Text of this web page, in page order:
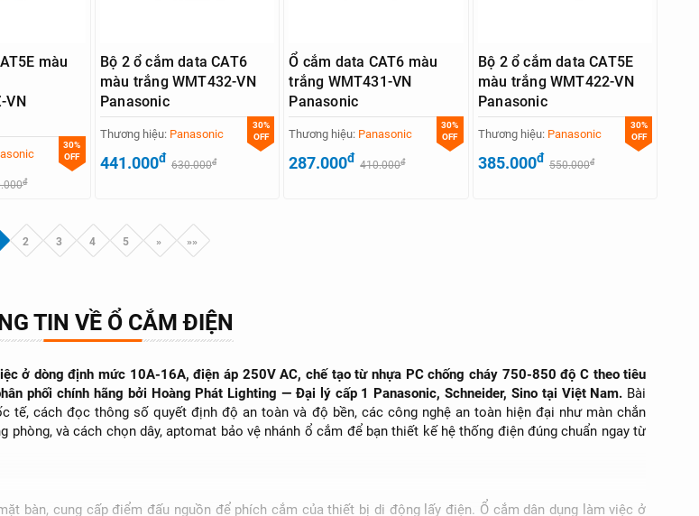
màu
VN
30%
OFF
đ
Bộ 2 ổ cắm data CAT6
màu trắng WMT432-VN
Panasonic
30%
OFF
Thương hiệu: Panasonic
441.000đ 630.000đ
Ổ cắm data CAT6 màu
trắng WMT431-VN
Panasonic
30%
OFF
Thương hiệu: Panasonic
287.000đ 410.000đ
Bộ 2 ổ cắm data CAT5E
màu trắng WMT422-VN
Panasonic
30%
OFF
Thương hiệu: Panasonic
385.000đ 550.000đ
2 3 4 5 » »»
TIN VỀ Ổ CẮM ĐIỆN
ở dòng định mức 10A-16A, điện áp 250V AC, chế tạo từ nhựa PC chống cháy 750-850 độ C theo tiêu
phối chính hãng bởi Hoàng Phát Lighting — Đại lý cấp 1 Panasonic, Schneider, Sino tại Việt Nam. Bài
cách đọc thông số quyết định độ an toàn và độ bền, các công nghệ an toàn hiện đại như màn chắn
và cách chọn dây, aptomat bảo vệ nhánh ổ cắm để bạn thiết kế hệ thống điện đúng chuẩn ngay từ
bàn, cung cấp điểm đấu nguồn để phích cắm của thiết bị di động lấy điện. Ổ cắm dân dụng làm việc ở